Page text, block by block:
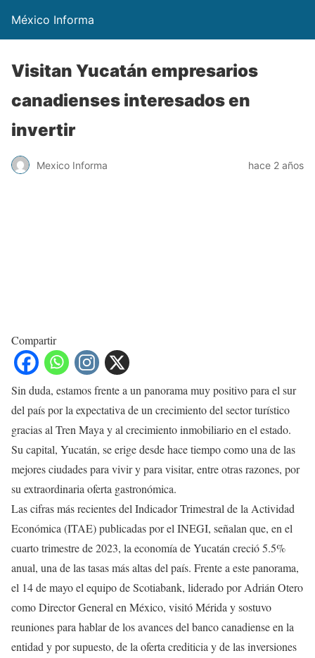
México Informa
Visitan Yucatán empresarios
canadienses interesados en
invertir
Mexico Informa hace 2 años
Compartir
Sin duda, estamos frente a un panorama muy positivo para el sur
del país por la expectativa de un crecimiento del sector turístico
gracias al Tren Maya y al crecimiento inmobiliario en el estado.
Su capital, Yucatán, se erige desde hace tiempo como una de las
mejores ciudades para vivir y para visitar, entre otras razones, por
su extraordinaria oferta gastronómica.
Las cifras más recientes del Indicador Trimestral de la Actividad
Económica (ITAE) publicadas por el INEGI, señalan que, en el
cuarto trimestre de 2023, la economía de Yucatán creció 5.5%
anual, una de las tasas más altas del país. Frente a este panorama,
el 14 de mayo el equipo de Scotiabank, liderado por Adrián Otero
como Director General en México, visitó Mérida y sostuvo
reuniones para hablar de los avances del banco canadiense en la
entidad y por supuesto, de la oferta crediticia y de las inversiones